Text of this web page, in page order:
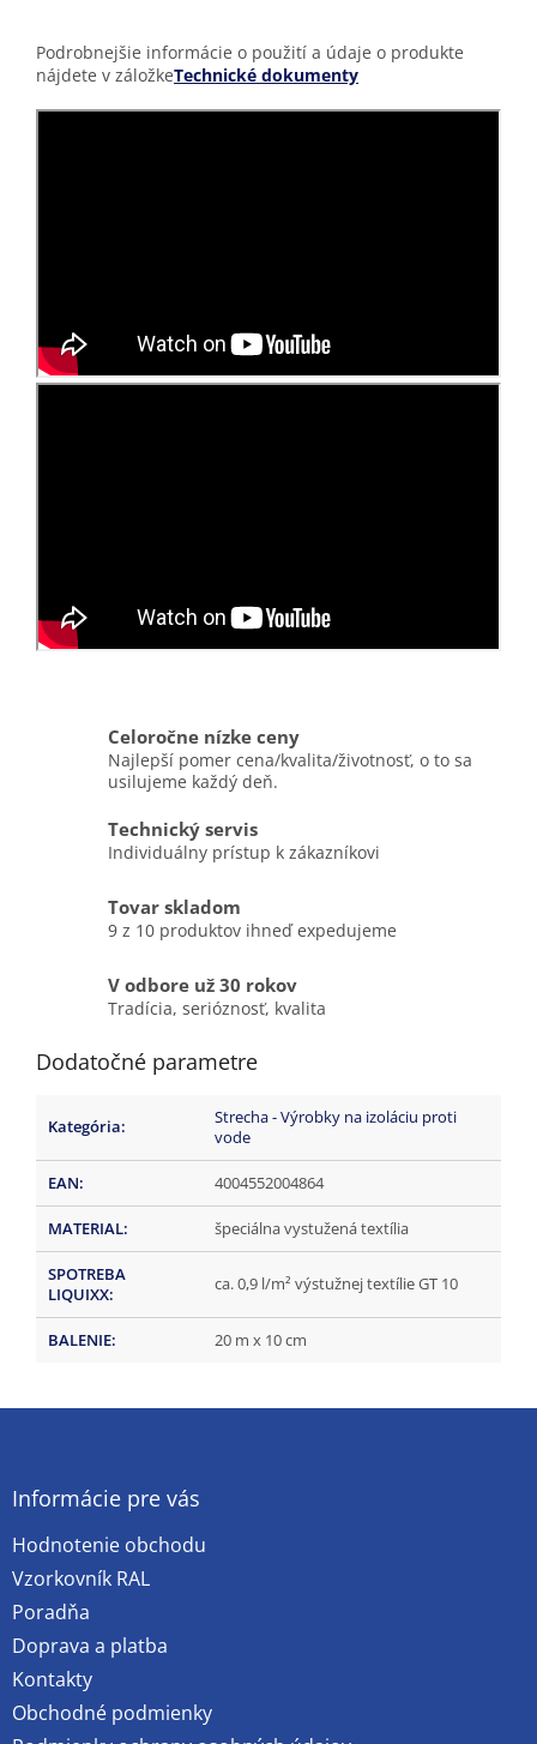
Podrobnejšie informácie o použití a údaje o produkte
nájdete v záložkeTechnické dokumenty
Celoročne nízke ceny
Najlepší pomer cena/kvalita/životnosť, o to sa
usilujeme každý deň.
Technický servis
Individuálny prístup k zákazníkovi
Tovar skladom
9 z 10 produktov ihneď expedujeme
V odbore už 30 rokov
Tradícia, serióznosť, kvalita
Dodatočné parametre
Kategória:
Strecha - Výrobky na izoláciu proti
vode
EAN: 4004552004864
MATERIAL: špeciálna vystužená textília
SPOTREBA
LIQUIXX: ca. 0,9 l/m² výstužnej textílie GT 10
BALENIE: 20 m x 10 cm
Informácie pre vás
Hodnotenie obchodu
Vzorkovník RAL
Poradňa
Doprava a platba
Kontakty
Obchodné podmienky